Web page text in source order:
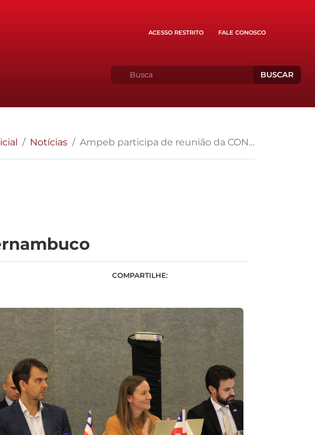
ACESSO RESTRITO FALE CONOSCO
BUSCAR
Notícias Ampeb participa de reunião da CONAMP em Pernambuco
COMPARTILHE: